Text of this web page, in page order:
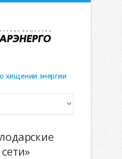
хищении энергии